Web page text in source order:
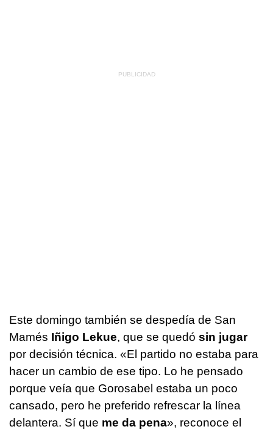
Este domingo también se despedía de San
Mamés Iñigo Lekue, que se quedó sin jugar
por decisión técnica. «El partido no estaba para
hacer un cambio de ese tipo. Lo he pensado
porque veía que Gorosabel estaba un poco
cansado, pero he preferido refrescar la línea
delantera. Sí que me da pena», reconoce el